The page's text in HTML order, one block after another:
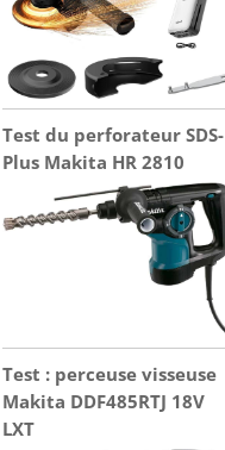
Test du perforateur SDS-
Plus Makita HR 2810
Test : perceuse visseuse
Makita DDF485RTJ 18V
LXT